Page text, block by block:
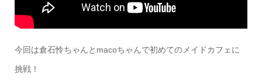
今回は倉石怜ちゃんとmacoちゃんで初めてのメイドカフェに
挑戦！